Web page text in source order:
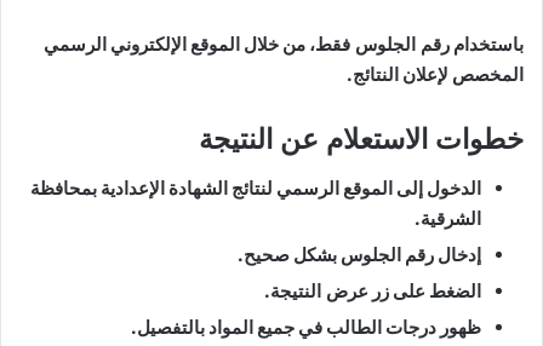
باستخدام رقم الجلوس فقط، من خلال الموقع الإلكتروني الرسمي
المخصص لإعلان النتائج.
خطوات الاستعلام عن النتيجة
الدخول إلى الموقع الرسمي لنتائج الشهادة الإعدادية بمحافظة
الشرقية.
إدخال رقم الجلوس بشكل صحيح.
الضغط على زر عرض النتيجة.
ظهور درجات الطالب في جميع المواد بالتفصيل.